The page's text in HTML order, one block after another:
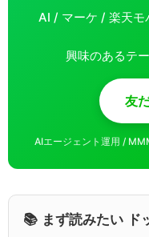
AI / マーケ / 楽天モ
興味のあるテ
友
AIエージェント運用 /
📚 まず読みたい ド